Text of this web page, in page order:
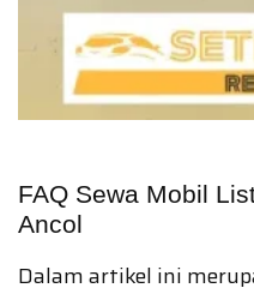
FAQ Sewa Mobil
Ancol
Dalam artikel ini